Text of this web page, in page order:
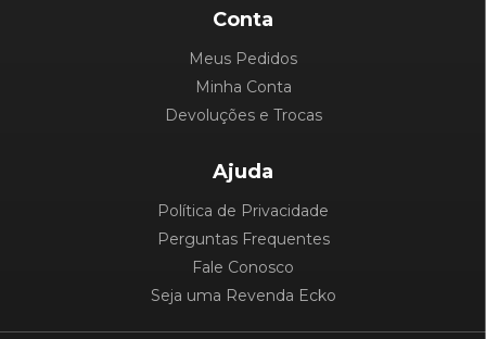
Conta
Meus Pedidos
Minha Conta
Devoluções e Trocas
Ajuda
Política de Privacidade
Perguntas Frequentes
Fale Conosco
Seja uma Revenda Ecko